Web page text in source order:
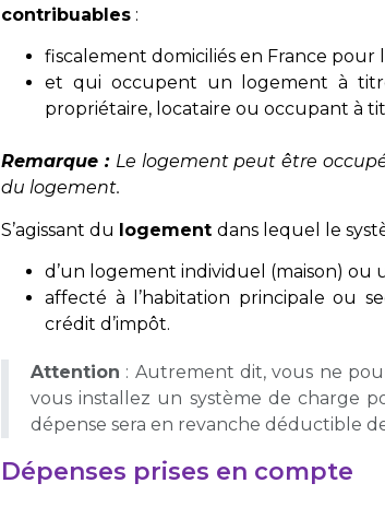
contribuables :
fiscalement domiciliés en France pour
et qui occupent un logement à
propriétaire, locataire ou occupant à
Remarque : Le logement peut être
du logement.
S’agissant du logement dans lequel le
d’un logement individuel (maison)
affecté à l’habitation principale ou
crédit d’impôt.
Attention : Autrement dit, vous ne
vous installez un système de charge
dépense sera en revanche déductible
Dépenses prises en compte